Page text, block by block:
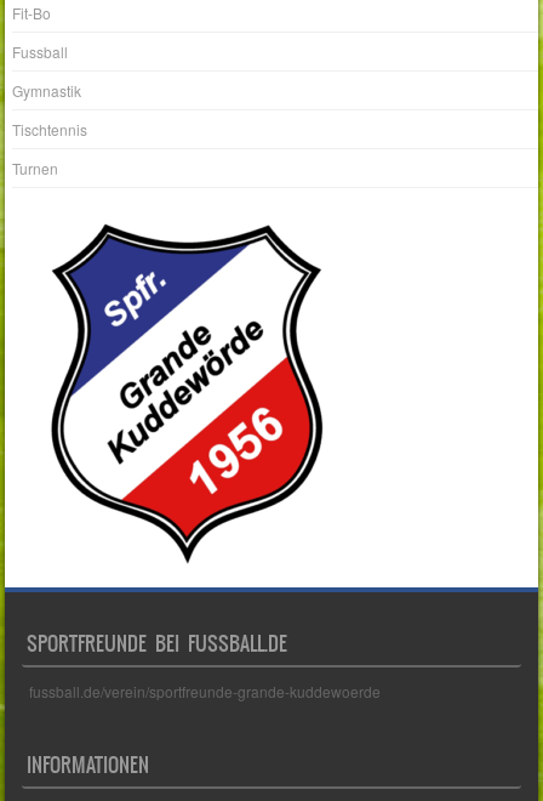
Fit-Bo
Fussball
Gymnastik
Tischtennis
Turnen
SPORTFREUNDE BEI FUSSBALL.DE
fussball.de/verein/sportfreunde-grande-kuddewoerde
INFORMATIONEN